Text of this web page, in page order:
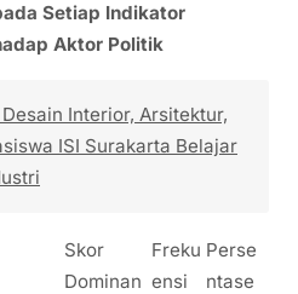
Setiap Indikator
Aktor Politik
Interior, Arsitektur,
ISI Surakarta Belajar
Skor
Dominan
Freku
ensi
Perse
ntase